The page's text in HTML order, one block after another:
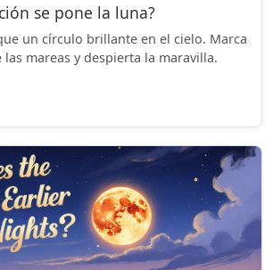
se pone la luna?
un círculo brillante en el cielo. Marca
mareas y despierta la maravilla.